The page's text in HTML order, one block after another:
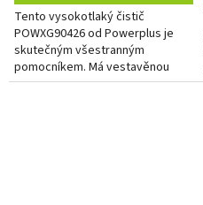
Tento vysokotlaký čistič
POWXG90426 od Powerplus je
skutečným všestranným
pomocníkem. Má vestavěnou
nádržku na čisticí prostředek o